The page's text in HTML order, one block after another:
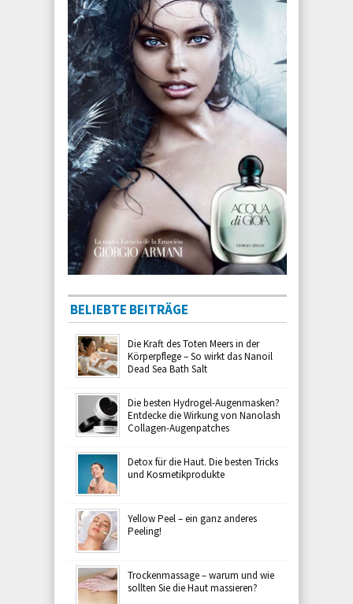
BELIEBTE BEITRÄGE
Die Kraft des Toten Meers in der
Körperpflege – So wirkt das Nanoil
Dead Sea Bath Salt
Die besten Hydrogel-Augenmasken?
Entdecke die Wirkung von Nanolash
Collagen-Augenpatches
Detox für die Haut. Die besten Tricks
und Kosmetikprodukte
Yellow Peel – ein ganz anderes
Peeling!
Trockenmassage – warum und wie
sollten Sie die Haut massieren?